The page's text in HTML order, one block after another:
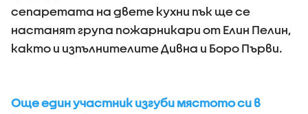
сепаретата на двете кухни пък ще се
настанят група пожарникари от Елин Пелин,
както и изпълнителите Дивна и Боро Първи.
Още един участник изгуби мястото си в